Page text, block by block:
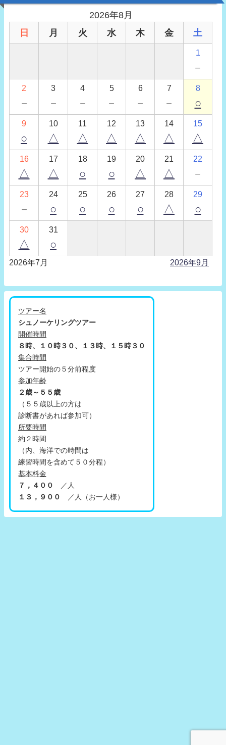
2026年8月
日
月 火 水 木 金 土
1
－
2
－
3
－
4
－
5
－
6
－
7
－
8
○
9
○
10
△
11
△
12
△
13
△
14
△
15
△
16
△
17
△
18
○
19
○
20
△
21
△
22
－
23
－
24
○
25
○
26
○
27
○
28
△
29
○
30
△
31
○
2026年7月 2026年9月
ツアー名
シュノーケリングツアー
開催時間
８時、１０時３０、１３時、１５時３０
集合時間
ツアー開始の５分前程度
参加年齢
２歳～５５歳
（５５歳以上の方は
診断書があれば参加可）
所要時間
約２時間
（内、海洋での時間は
練習時間を含めて５０分程）
基本料金
７，４００
／人
１３，９００
／人（お一人様）